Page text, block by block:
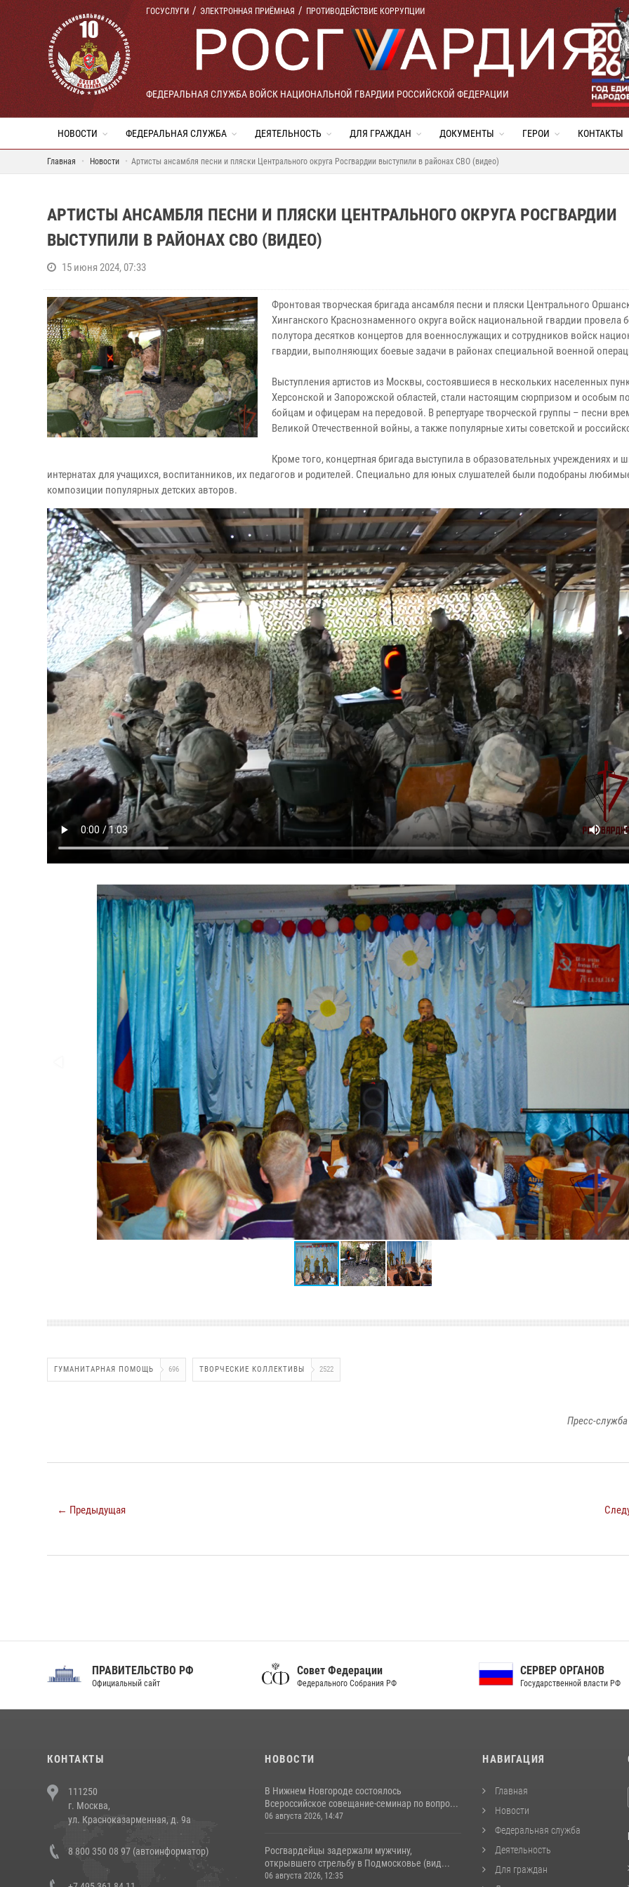
ГОСУСЛУГИ ЭЛЕКТРОННАЯ ПРИЁМНАЯ ПРОТИВОДЕЙСТВИЕ КОРРУПЦИИ
ФЕДЕРАЛЬНАЯ СЛУЖБА ВОЙСК НАЦИОНАЛЬНОЙ ГВАРДИИ РОССИЙСКОЙ ФЕДЕРАЦИИ
НОВОСТИ ФЕДЕРАЛЬНАЯ СЛУЖБА ДЕЯТЕЛЬНОСТЬ ДЛЯ ГРАЖДАН ДОКУМЕНТЫ ГЕРОИ КОНТАКТЫ
Главная Новости Артисты ансамбля песни и пляски Центрального округа Росгвардии выступили в районах СВО (видео)
АРТИСТЫ АНСАМБЛЯ ПЕСНИ И ПЛЯСКИ ЦЕНТРАЛЬНОГО ОКРУГА РОСГВАРДИИ
ВЫСТУПИЛИ В РАЙОНАХ СВО (ВИДЕО)
15 июня 2024, 07:33
Фронтовая творческая бригада ансамбля песни и пляски Центрального
Хинганского Краснознаменного округа войск национальной гвардии провела
полутора десятков концертов для военнослужащих и сотрудников войск
гвардии, выполняющих боевые задачи в районах специальной военной
Выступления артистов из Москвы, состоявшиеся в нескольких населенных
Херсонской и Запорожской областей, стали настоящим сюрпризом и особым
бойцам и офицерам на передовой. В репертуаре творческой группы – песни
Великой Отечественной войны, а также популярные хиты советской и
Кроме того, концертная бригада выступила в образовательных учреждениях и
интернатах для учащихся, воспитанников, их педагогов и родителей. Специально для юных слушателей были подобраны
композиции популярных детских авторов.
ГУМАНИТАРНАЯ ПОМОЩЬ 696 ТВОРЧЕСКИЕ КОЛЛЕКТИВЫ 2522
Пресс-служба
← Предыдущая
ПРАВИТЕЛЬСТВО РФ
Официальный сайт
Совет Федерации
Федерального Собрания РФ
СЕРВЕР ОРГАНОВ
Государственной власти РФ
КОНТАКТЫ
111250
г. Москва,
ул. Красноказарменная, д. 9а
8 800 350 08 97 (автоинформатор)
НОВОСТИ
В Нижнем Новгороде состоялось
Всероссийское совещание-семинар по вопро...
06 августа 2026, 14:47
Росгвардейцы задержали мужчину,
открывшего стрельбу в Подмосковье (вид...
06 августа 2026, 12:35
НАВИГАЦИЯ
Главная
Новости
Федеральная служба
Деятельность
Для граждан